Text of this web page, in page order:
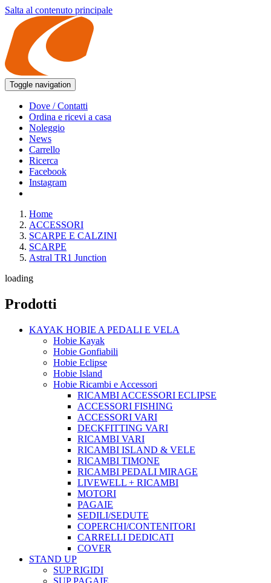
Salta al contenuto principale
Toggle navigation
Dove / Contatti
Ordina e ricevi a casa
Noleggio
News
Carrello
Ricerca
Facebook
Instagram
Home
ACCESSORI
SCARPE E CALZINI
SCARPE
Astral TR1 Junction
loading
Prodotti
KAYAK HOBIE A PEDALI E VELA
Hobie Kayak
Hobie Gonfiabili
Hobie Eclipse
Hobie Island
Hobie Ricambi e Accessori
RICAMBI ACCESSORI ECLIPSE
ACCESSORI FISHING
ACCESSORI VARI
DECKFITTING VARI
RICAMBI VARI
RICAMBI ISLAND & VELE
RICAMBI TIMONE
RICAMBI PEDALI MIRAGE
LIVEWELL + RICAMBI
MOTORI
PAGAIE
SEDILI/SEDUTE
COPERCHI/CONTENITORI
CARRELLI DEDICATI
COVER
STAND UP
SUP RIGIDI
SUP PAGAIE